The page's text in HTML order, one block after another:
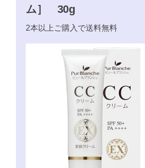
ム］ 30g
2本以上ご購入で送料無料